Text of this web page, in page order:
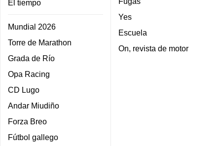
El tiempo
Mundial 2026
Torre de Marathon
Grada de Río
Opa Racing
CD Lugo
Andar Miudiño
Forza Breo
Fútbol gallego
Yes
Escuela
On, revista de motor